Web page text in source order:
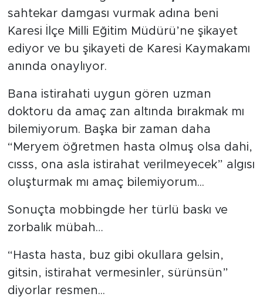
sahtekar damgası vurmak adına beni
Karesi İlçe Milli Eğitim Müdürü’ne şikayet
ediyor ve bu şikayeti de Karesi Kaymakamı
anında onaylıyor.
Bana istirahati uygun gören uzman
doktoru da amaç zan altında bırakmak mı
bilemiyorum. Başka bir zaman daha
“Meryem öğretmen hasta olmuş olsa dahi,
cısss, ona asla istirahat verilmeyecek” algısı
oluşturmak mı amaç bilemiyorum...
Sonuçta mobbingde her türlü baskı ve
zorbalık mübah…
“Hasta hasta, buz gibi okullara gelsin,
gitsin, istirahat vermesinler, sürünsün”
diyorlar resmen...